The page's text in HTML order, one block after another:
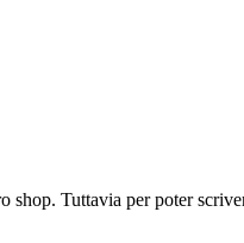
Tuttavia per poter